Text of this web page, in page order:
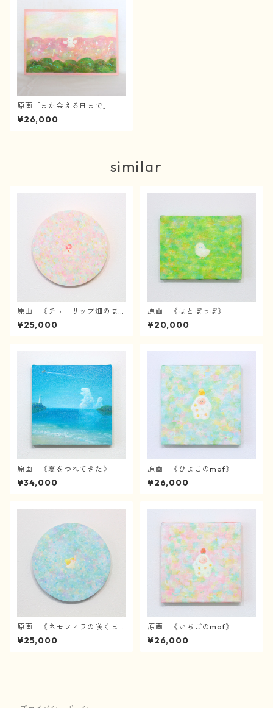
原画「また会える日まで」
¥26,000
similar
原画 《チューリップ畑のま
んなかで》
¥25,000
原画 《はとぽっぽ》
¥20,000
原画 《夏をつれてきた》
¥34,000
原画 《ひよこのmof》
¥26,000
原画 《ネモフィラの咲くま
んなかで》
¥25,000
原画 《いちごのmof》
¥26,000